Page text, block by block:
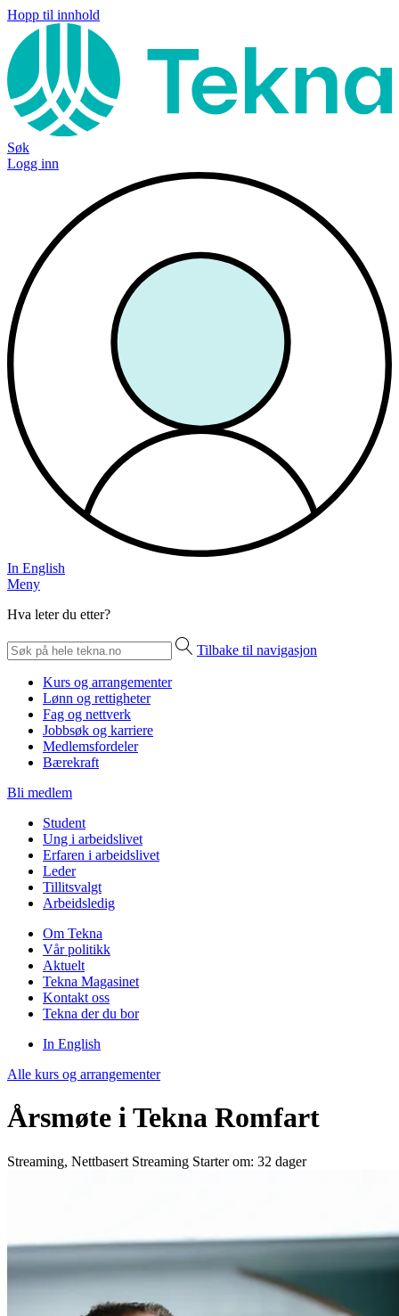
Hopp til innhold
Søk
Logg inn
In English
Meny
Hva leter du etter?
Tilbake til navigasjon
Kurs og arrangementer
Lønn og rettigheter
Fag og nettverk
Jobbsøk og karriere
Medlemsfordeler
Bærekraft
Bli medlem
Student
Ung i arbeidslivet
Erfaren i arbeidslivet
Leder
Tillitsvalgt
Arbeidsledig
Om Tekna
Vår politikk
Aktuelt
Tekna Magasinet
Kontakt oss
Tekna der du bor
In English
Alle kurs og arrangementer
Årsmøte i Tekna Romfart
Streaming, Nettbasert Streaming Starter om: 32 dager